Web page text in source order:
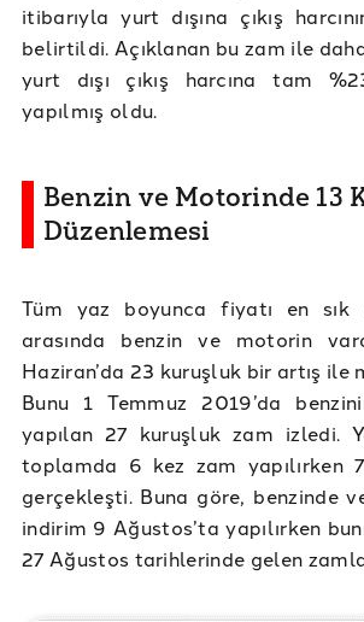
itibarıyla yurt dışına çıkış
belirtildi. Açıklanan bu zam ile
yurt dışı çıkış harcına tam
yapılmış oldu.
Benzin ve Motorinde 13
Düzenlemesi
Tüm yaz boyunca fiyatı en sık
arasında benzin ve motorin
Haziran’da 23 kuruşluk bir artış ile
Bunu 1 Temmuz 2019’da
yapılan 27 kuruşluk zam izledi.
toplamda 6 kez zam yapılırken
gerçekleşti. Buna göre, benzinde
indirim 9 Ağustos’ta yapılırken
27 Ağustos tarihlerinde gelen